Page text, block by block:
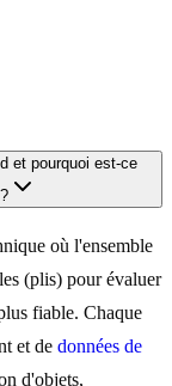
et pourquoi est-ce
où l'ensemble
(plis) pour évaluer
fiable. Chaque
et de données de
d'objets,